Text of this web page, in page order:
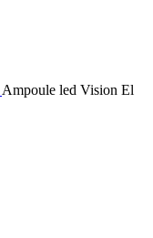
Ampoule led Vision El